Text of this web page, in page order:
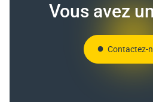
Vous avez
Contactez-